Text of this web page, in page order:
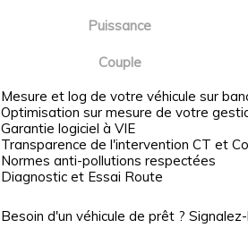
Puissance
Couple
Mesure et log de votre véhicule sur
Optimisation sur mesure de votre
Garantie logiciel à VIE
Transparence de l'intervention CT et
Normes anti-pollutions respectées
Diagnostic et Essai Route
Besoin d'un véhicule de prêt ?